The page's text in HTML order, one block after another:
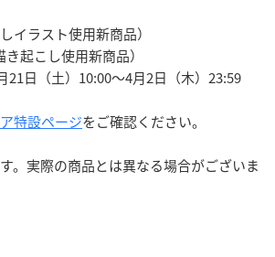
イラスト使用新商品）
起こし使用新商品）
21日（土）10:00〜4月2日（木）23:59
特設ページをご確認ください。
。実際の商品とは異なる場合がございま